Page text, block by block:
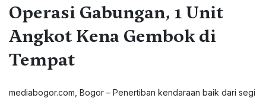
Operasi Gabungan, 1 Unit
Angkot Kena Gembok di
Tempat
mediabogor.com, Bogor – Penertiban kendaraan baik dari segi